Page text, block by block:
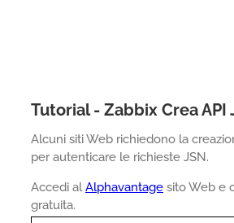
Tutorial - Zabbix Crea API
Alcuni siti Web richiedono la
per autenticare le richieste JSN.
Accedi alAlphavantage sito Web e
gratuita.